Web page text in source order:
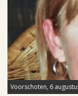
Voorschoten, 6